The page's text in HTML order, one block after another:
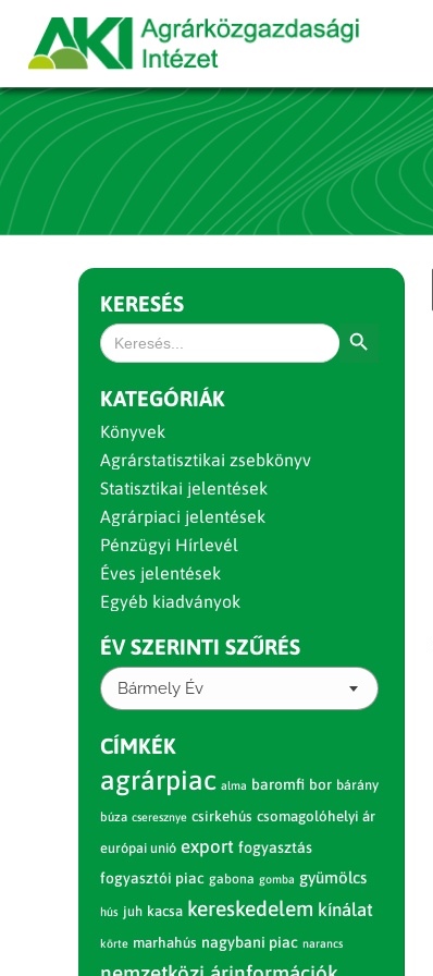
KERESÉS
Search
for:
KATEGÓRIÁK
Könyvek
Agrárstatisztikai zsebkönyv
Statisztikai jelentések
Agrárpiaci jelentések
Pénzügyi Hírlevél
Éves jelentések
Egyéb kiadványok
ÉV SZERINTI SZŰRÉS
Bármely Év
CÍMKÉK
agrárpiac alma baromfi bor bárány
búza cseresznye csirkehús csomagolóhelyi ár
európai unió export fogyasztás
fogyasztói piac gabona gomba gyümölcs
hús juh kacsa kereskedelem kínálat
körte marhahús nagybani piac narancs